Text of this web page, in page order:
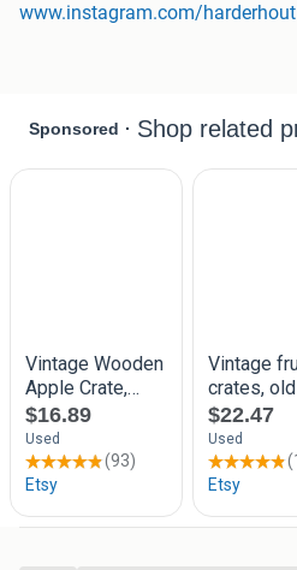
www.instagram.com/harderhout